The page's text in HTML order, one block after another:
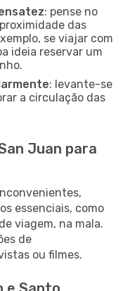
: pense no
das
se viajar com
ideia reservar um
: levante-se
a circulação das
Juan para
essenciais, como
viagem, na mala.
de
ou filmes.